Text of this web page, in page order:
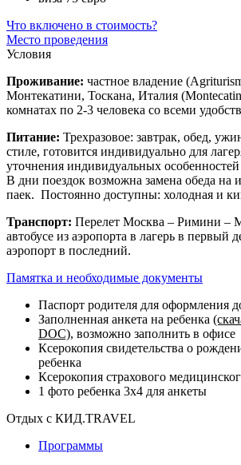
Что включено в стоимость?
Место проведения
Условия
Проживание: частное владение
Монтекатини, Тоскана, Италия
комнатах по 2-3 человека со всеми
Питание: Трехразовое: завтрак, обед,
стиле, готовится индивидуально для
уточнения индивидуальных
В дни поездок возможна замена обеда на
паек. Постоянно доступны: холодная и
Транспорт: Перелет Москва – Римини –
автобусе из аэропорта в лагерь в первый
аэропорт в последний.
Памятка и необходимые документы
Паспорт родителя для оформления
Заполненная анкета на ребенка
DOC), возможно заполнить в офисе
Ксерокопия свидетельства о
ребенка
Ксерокопия страхового
1 фото ребенка 3x4 для анкеты
Отдых с КИД.TRAVEL
Программы